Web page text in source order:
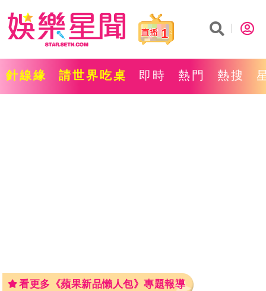
1
針線緣 請世界吃桌 即時 熱門 熱搜
看更多《蘋果新品懶人包》專題報導